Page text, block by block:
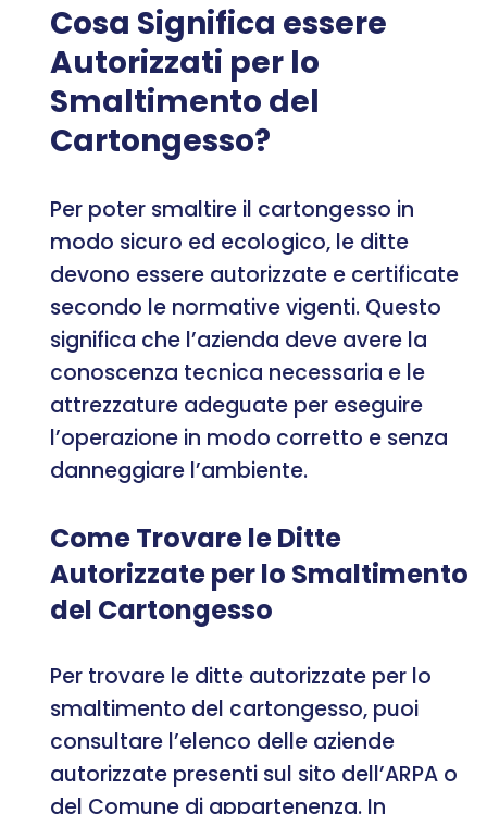
Cosa Significa essere
Autorizzati per lo
Smaltimento del
Cartongesso?
Per poter smaltire il cartongesso in
modo sicuro ed ecologico, le ditte
devono essere autorizzate e certificate
secondo le normative vigenti. Questo
significa che l’azienda deve avere la
conoscenza tecnica necessaria e le
attrezzature adeguate per eseguire
l’operazione in modo corretto e senza
danneggiare l’ambiente.
Come Trovare le Ditte
Autorizzate per lo Smaltimento
del Cartongesso
Per trovare le ditte autorizzate per lo
smaltimento del cartongesso, puoi
consultare l’elenco delle aziende
autorizzate presenti sul sito dell’ARPA o
del Comune di appartenenza. In